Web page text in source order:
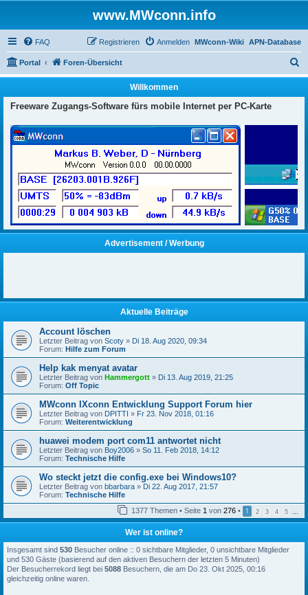
www.MWconn.info
FAQ APN-Database
MWconn-Wiki
Anmelden
Registrieren
Portal Foren-Übersicht
u
Willkommen
Freeware Zugangs-Software fürs mobile Internet per PC-Karte
Advertisement / Werbung
Aktuelle Beiträge
Account löschen
Letzter Beitrag von Scoty » Di 18. Aug 2020, 09:34
Forum: Hilfe zum Forum
Help kak menyat avatar
Letzter Beitrag von Hammergott » Di 13. Aug 2019, 21:25
Forum: Off Topic
MWconn IXconn Entwicklung Support Forum hier
Letzter Beitrag von DPITTI » Fr 23. Nov 2018, 01:16
Forum: Weiterentwicklung
huawei modem port com11 antwortet nicht
Letzter Beitrag von Boy2006 » So 11. Feb 2018, 14:12
Forum: Technische Hilfe
Wo steckt jetzt die config.exe bei Windows10?
Letzter Beitrag von bbarbara » Di 22. Aug 2017, 21:57
Forum: Technische Hilfe
1377 Themen • Seite 1 von 276 • 1 2 3 4 5 …
Wer ist online?
Insgesamt sind 530 Besucher online :: 0 sichtbare Mitglieder, 0 unsichtbare Mitglieder
und 530 Gäste (basierend auf den aktiven Besuchern der letzten 5 Minuten)
Der Besucherrekord liegt bei 5088 Besuchern, die am Do 23. Okt 2025, 00:16
gleichzeitig online waren.